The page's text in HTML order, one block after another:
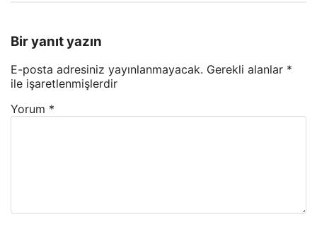
Bir yanıt yazın
E-posta adresiniz yayınlanmayacak. Gerekli alanlar *
ile işaretlenmişlerdir
Yorum *